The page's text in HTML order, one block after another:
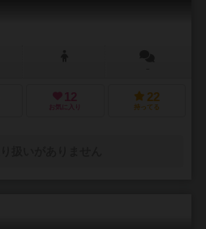
12
お気に入り
22
持ってる